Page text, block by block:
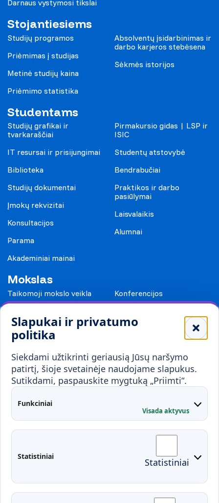
Slapukai ir privatumo
politika
Siekdami užtikrinti geriausią Jūsų naršymo
patirtį, šioje svetainėje naudojame slapukus.
Sutikdami, paspauskite mygtuką „Priimti“.
Funkciniai
Visada aktyvus
Statistiniai Statistiniai
Darnaus vystymosi tikslai
Stojantiesiems
Studijų programos
Priėmimas į studijas
Metinė studijų kaina
Priėmimo statistika
Absolventų įsidarbinimas ir
darbo karjeros stebėsena
Sėkmės istorijos
Studentams
Studijų grafikai ir
tvarkaraščiai
IT resursai ir prisijungimai
Biblioteka
Studijų dokumentai
Įmokų rekvizitai
Konsultacijos
Parama
Akademiniai mainai
Pirmakursio gidas | LSP ir
ISIC
Studentų atstovybė
Bendrabučiai
Praktikos ir darbo
pasiūlymai
Laisvalaikis
Alumnai
Mokslas
Taikomoji mokslo veikla
Konferencijos
Mokykloms
Visuomenei ir verslui
Mokymai ir konsultavimas
Partnerystės
Karjera
Kontaktai
Administracija
Fakultetai
Studentų atstovybė
Moodle
EDINA